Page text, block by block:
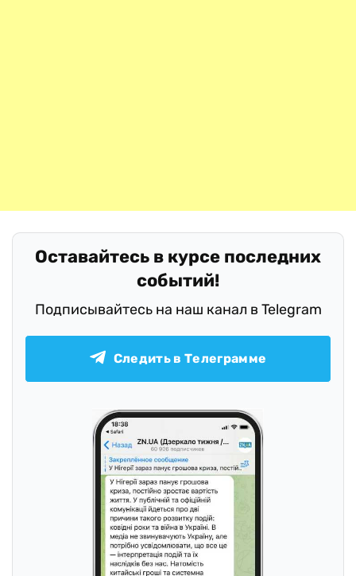
Оставайтесь в курсе последних
событий!
Подписывайтесь на наш канал в Telegram
Следить в Телеграмме